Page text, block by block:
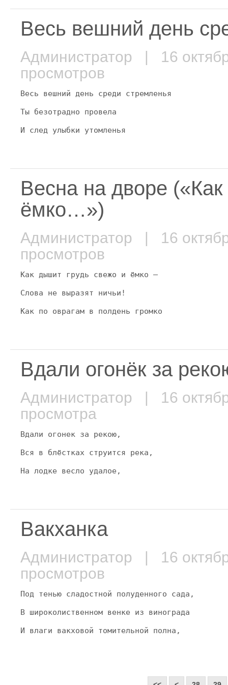
Весь вешний день
Администратор | 16
просмотров
Весь вешний день среди стремленья
Ты безотрадно провела
И след улыбки утомленья
Весна на дворе
ёмко…»)
Администратор | 16
просмотров
Как дышит грудь свежо и ёмко —
Слова не выразят ничьи!
Как по оврагам в полдень громко
Вдали огонёк за
Администратор | 16
просмотра
Вдали огонек за рекою,
Вся в блёстках струится река,
На лодке весло удалое,
Вакханка
Администратор | 16
просмотров
Под тенью сладостной полуденного сада,
В широколиственном венке из винограда
И влаги вакховой томительной полна,